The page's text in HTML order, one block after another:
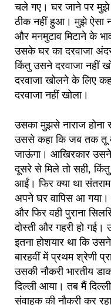
चले गए। घर जाने पर
ठीक नहीं हुआ। मुझे ऐसा
और मनमुटाव मिटाने के
उसके घर का दरवाजा
किंतु उसने दरवाजा नहीं
दरवाजा खोलने के लिए
दरवाजा नहीं खोला।
उसका मुझसे नाराज होना
उससे कहा कि जब तक तू
जाऊंगा। आखिरकार उसने
दूसरे से मिले तो सही,
आईं। फिर क्या था
अपने घर वापिस आ गया।
और फिर वही पुराना
दोस्ती और गहरी हो
इतना होशयार था कि
बारहवीं में प्रथम श्रेणी
उसकी नौकरी भारतीय
दिल्ली आया। तब मैं
संवाहक की नौकरी कर